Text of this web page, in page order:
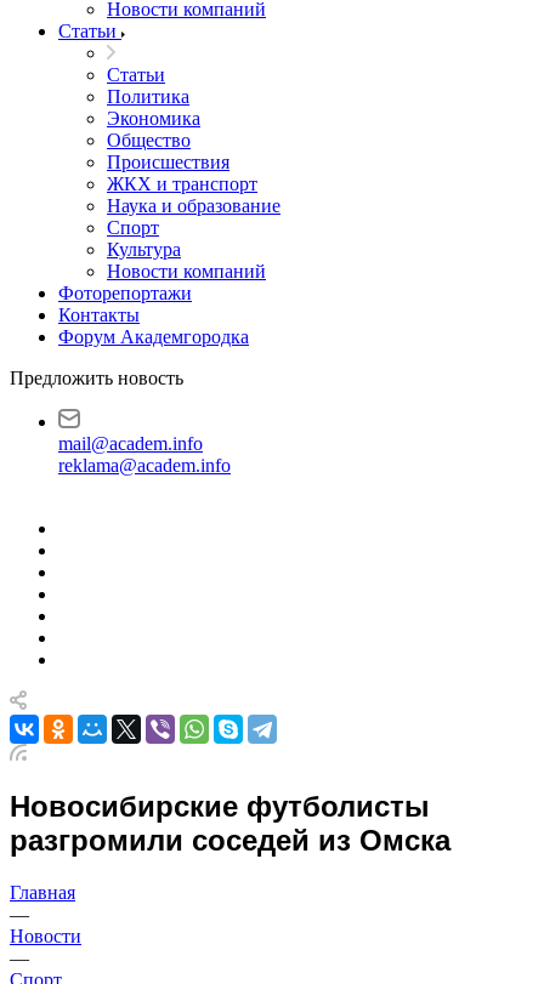
Новости компаний
Статьи
Статьи
Политика
Экономика
Общество
Происшествия
ЖКХ и транспорт
Наука и образование
Спорт
Культура
Новости компаний
Фоторепортажи
Контакты
Форум Академгородка
Предложить новость
mail@academ.info
reklama@academ.info
Новосибирские футболисты
разгромили соседей из Омска
Главная
—
Новости
—
Спорт